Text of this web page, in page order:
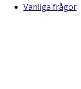
Vanliga frågor